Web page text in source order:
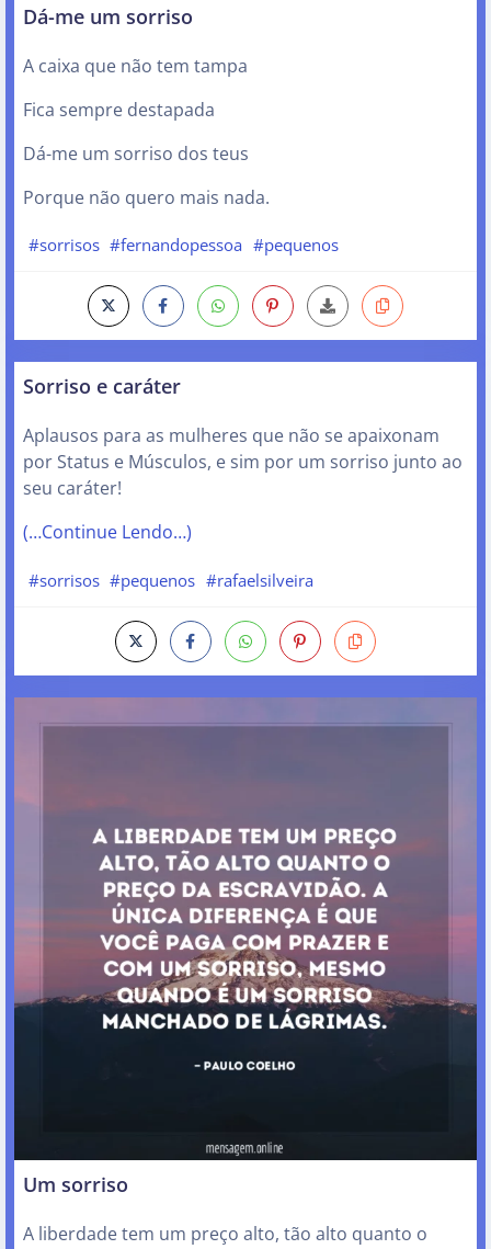
Dá-me um sorriso
A caixa que não tem tampa
Fica sempre destapada
Dá-me um sorriso dos teus
Porque não quero mais nada.
#sorrisos #fernandopessoa #pequenos
Sorriso e caráter
Aplausos para as mulheres que não se apaixonam
por Status e Músculos, e sim por um sorriso junto ao
seu caráter!
(…Continue Lendo…)
#sorrisos #pequenos #rafaelsilveira
Um sorriso
A liberdade tem um preço alto, tão alto quanto o